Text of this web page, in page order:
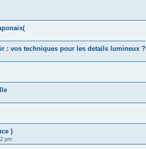
: vos techniques pour les details lumineux ?
)
pm